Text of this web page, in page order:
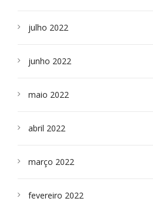
julho 2022
junho 2022
maio 2022
abril 2022
março 2022
fevereiro 2022